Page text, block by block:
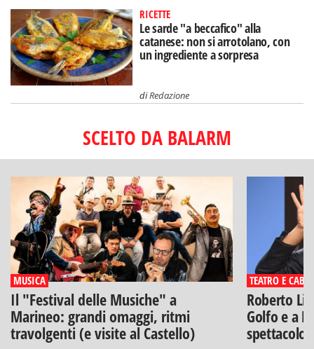
RICETTE
Le sarde "a beccafico" alla
catanese: non si arrotolano, con
un ingrediente a sorpresa
diRedazione
SCELTO DA BALARM
MUSICA
Il "Festival delle Musiche" a
Marineo: grandi omaggi, ritmi
travolgenti (e visite al Castello)
TEATRO E
Roberto
Golfo e a
spettacolo"